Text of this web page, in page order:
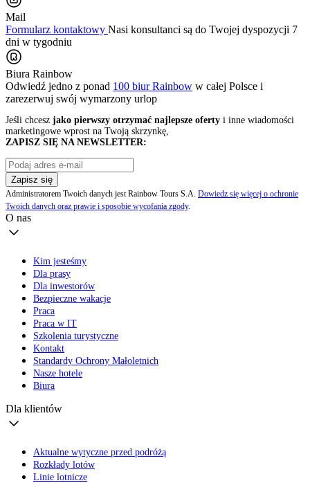
Mail
Formularz kontaktowy Nasi konsultanci są do Twojej dyspozycji 7
dni w tygodniu
Biura Rainbow
Odwiedź jedno z ponad 100 biur Rainbow w całej Polsce i
zarezerwuj swój wymarzony urlop
Jeśli chcesz jako pierwszy otrzymać najlepsze oferty i inne wiadomości
marketingowe wprost na Twoją skrzynkę,
ZAPISZ SIĘ NA NEWSLETTER:
Zapisz się
Administratorem Twoich danych jest Rainbow Tours S.A. Dowiedz się więcej o ochronie
Twoich danych oraz prawie i sposobie wycofania zgody.
O nas
Kim jesteśmy
Dla prasy
Dla inwestorów
Bezpieczne wakacje
Praca
Praca w IT
Szkolenia turystyczne
Kontakt
Standardy Ochrony Małoletnich
Nasze hotele
Biura
Dla klientów
Aktualne wytyczne przed podróżą
Rozkłady lotów
Linie lotnicze